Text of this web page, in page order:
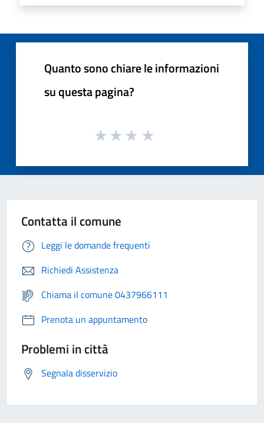
Quanto sono chiare le informazioni
su questa pagina?
Contatta il comune
Leggi le domande frequenti
Richiedi Assistenza
Chiama il comune 0437966111
Prenota un appuntamento
Problemi in città
Segnala disservizio